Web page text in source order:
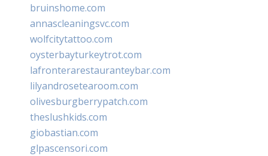
bruinshome.com
annascleaningsvc.com
wolfcitytattoo.com
oysterbayturkeytrot.com
lafronterarestauranteybar.com
lilyandrosetearoom.com
olivesburgberrypatch.com
theslushkids.com
giobastian.com
glpascensori.com